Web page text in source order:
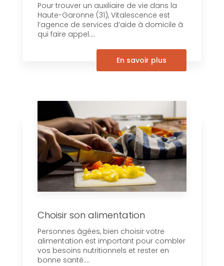
Pour trouver un auxiliaire de vie dans la
Haute-Garonne (31), Vitalescence est
l’agence de services d’aide à domicile à
qui faire appel....
En savoir plus
Choisir son alimentation
Personnes âgées, bien choisir votre
alimentation est important pour combler
vos besoins nutritionnels et rester en
bonne santé....